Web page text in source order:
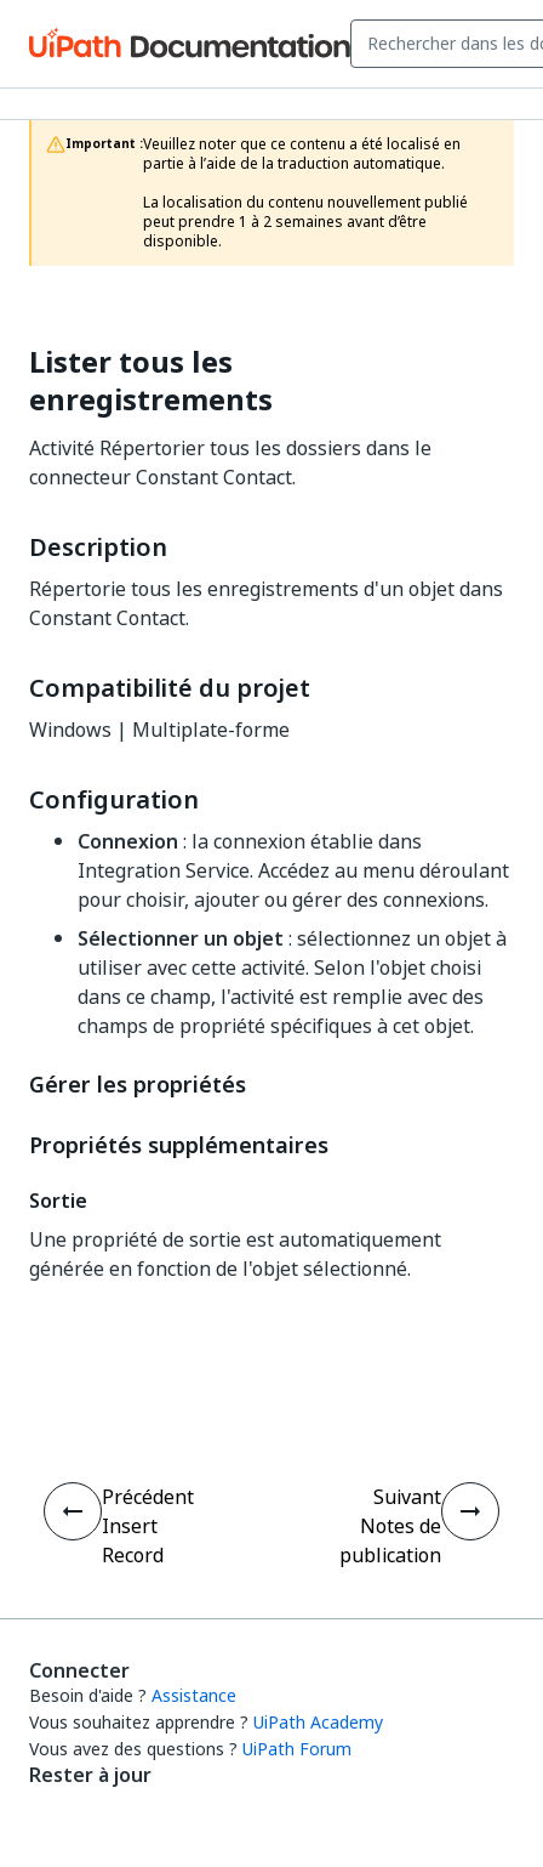
Important :Veuillez noter que ce contenu a été localisé en
partie à l’aide de la traduction automatique.
La localisation du contenu nouvellement publié
peut prendre 1 à 2 semaines avant d’être
disponible.
Lister tous les
enregistrements
Activité Répertorier tous les dossiers dans le
connecteur Constant Contact.
Description
Répertorie tous les enregistrements d'un objet dans
Constant Contact.
Compatibilité du projet
Windows | Multiplate-forme
Configuration
Connexion : la connexion établie dans
Integration Service. Accédez au menu déroulant
pour choisir, ajouter ou gérer des connexions.
Sélectionner un objet : sélectionnez un objet à
utiliser avec cette activité. Selon l'objet choisi
dans ce champ, l'activité est remplie avec des
champs de propriété spécifiques à cet objet.
Gérer les propriétés
Propriétés supplémentaires
Sortie
Une propriété de sortie est automatiquement
générée en fonction de l'objet sélectionné.
Précédent
Insert
Record
Suivant
Notes de
publication
Connecter
Besoin d'aide ? Assistance
Vous souhaitez apprendre ? UiPath Academy
Vous avez des questions ? UiPath Forum
Rester à jour